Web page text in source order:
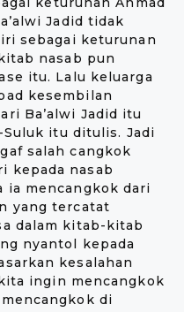
Jadid tidak
sebagai keturunan
nasab pun
itu. Lalu keluarga
kesembilan
Ba’alwi Jadid itu
itu ditulis. Jadi
salah cangkok
kepada nasab
ia mencangkok dari
yang tercatat
dalam kitab-kitab
nyantol kepada
kesalahan
ingin mencangkok
di